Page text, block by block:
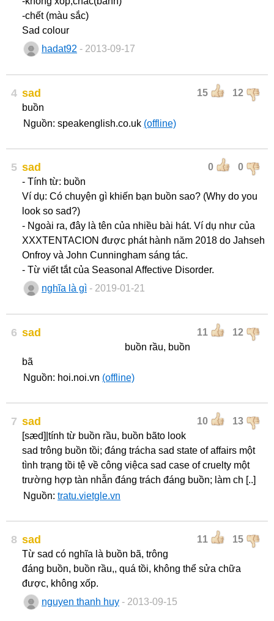
-chết (màu sắc)
Sad colour
hadat92 - 2013-09-17
4 15 12
sad
buồn
Nguồn: speakenglish.co.uk (offline)
5 0 0
sad
- Tính từ: buồn
Ví dụ: Có chuyện gì khiến bạn buồn sao? (Why do you
look so sad?)
- Ngoài ra, đây là tên của nhiều bài hát. Ví dụ như của
XXXTENTACION được phát hành năm 2018 do Jahseh
Onfroy và John Cunningham sáng tác.
- Từ viết tắt của Seasonal Affective Disorder.
nghĩa là gì - 2019-01-21
6 11 12
sad
buồn rầu, buồn
bã
Nguồn: hoi.noi.vn (offline)
7 10 13
sad
[sæd]|tính từ buồn rầu, buồn bãto look
sad trông buồn tồi; đáng trácha sad state of affairs một
tình trạng tồi tệ về công việca sad case of cruelty một
trường hợp tàn nhẫn đáng trách đáng buồn; làm ch [..]
Nguồn: tratu.vietgle.vn
8 11 15
sad
Từ sad có nghĩa là buồn bã, trông
đáng buồn, buồn rầu,, quá tồi, không thể sửa chữa
được, không xốp.
nguyen thanh huy - 2013-09-15